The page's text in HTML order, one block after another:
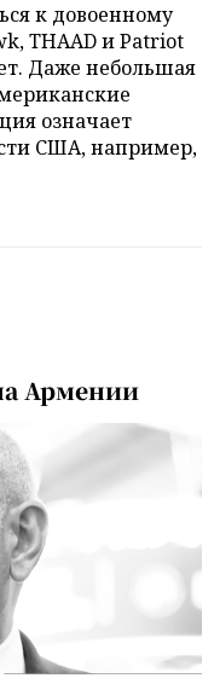
к довоенному
THAAD и Patriot
Даже небольшая
означает
США, например,
Армении